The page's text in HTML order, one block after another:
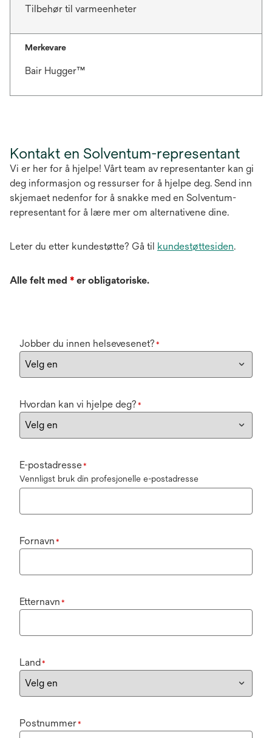
Tilbehør til varmeenheter
Merkevare
Bair Hugger™
Kontakt en Solventum-representant
Vi er her for å hjelpe! Vårt team av representanter kan gi
deg informasjon og ressurser for å hjelpe deg. Send inn
skjemaet nedenfor for å snakke med en Solventum-
representant for å lære mer om alternativene dine.
Leter du etter kundestøtte? Gå til kundestøttesiden.
Alle felt med * er obligatoriske.
Jobber du innen helsevesenet? *
Hvordan kan vi hjelpe deg? *
E-postadresse*
Vennligst bruk din profesjonelle e-postadresse
Fornavn *
Etternavn *
Land*
Postnummer*